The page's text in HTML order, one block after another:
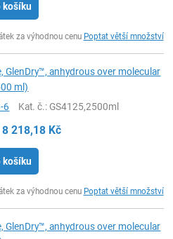
košíku
za výhodnou cenu Poptat větší množství
GlenDry™, anhydrous over molecular
ml)
6 Kat. č.: GS4125,2500ml
8 218,18 Kč
košíku
za výhodnou cenu Poptat větší množství
GlenDry™, anhydrous over molecular